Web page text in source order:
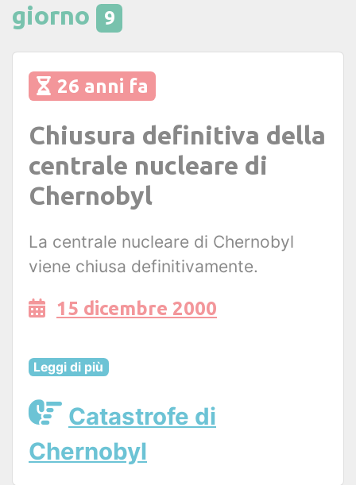
giorno
9
26 anni fa
Chiusura definitiva della
centrale nucleare di
Chernobyl
La centrale nucleare di Chernobyl
viene chiusa definitivamente.
15 dicembre 2000
Leggi di più
Catastrofe di
Chernobyl